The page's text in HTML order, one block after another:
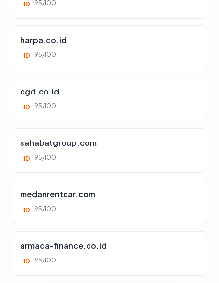
ID 95/100
harpa.co.id
ID 95/100
cgd.co.id
ID 95/100
sahabatgroup.com
ID 95/100
medanrentcar.com
ID 95/100
armada-finance.co.id
ID 95/100